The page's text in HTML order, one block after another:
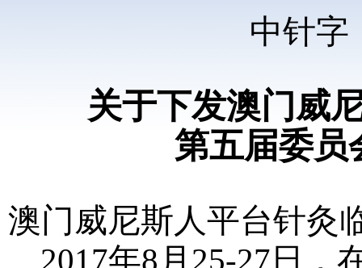
中针字
关于下发澳门威
第五届委员
澳门威尼斯人平台针灸
2017年8 月 25-27 日，